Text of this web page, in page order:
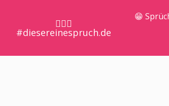
🤷🏼‍♀️
#diesereinespruch.de
😁